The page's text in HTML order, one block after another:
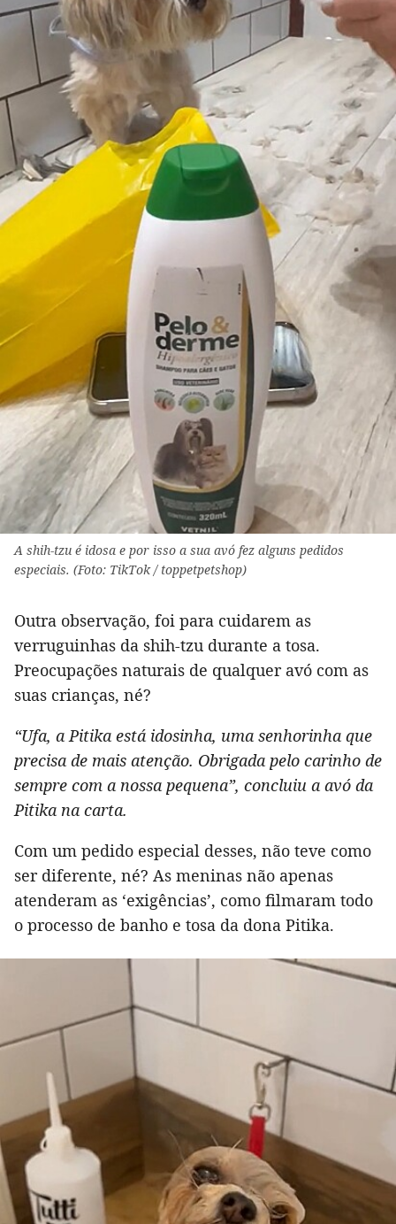
A shih-tzu é idosa e por isso a sua avó fez alguns pedidos
especiais. (Foto: TikTok / toppetpetshop)
Outra observação, foi para cuidarem as
verruguinhas da shih-tzu durante a tosa.
Preocupações naturais de qualquer avó com as
suas crianças, né?
“Ufa, a Pitika está idosinha, uma senhorinha que
precisa de mais atenção. Obrigada pelo carinho de
sempre com a nossa pequena”, concluiu a avó da
Pitika na carta.
Com um pedido especial desses, não teve como
ser diferente, né? As meninas não apenas
atenderam as ‘exigências’, como filmaram todo
o processo de banho e tosa da dona Pitika.